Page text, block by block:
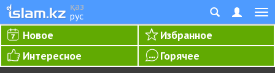
қаз
рус
Новое
Избранное
Интересное
Горячее